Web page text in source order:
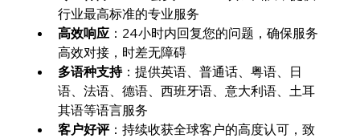
行业最高标准的专业服务
高效响应 ：24小时内回复您的问题，确保服务
高效对接，时差无障碍
多语种支持：提供英语、普通话、粤语、日
语、法语、德语、西班牙语、意大利语、土耳
其语等语言服务
客户好评：持续收获全球客户的高度认可，致